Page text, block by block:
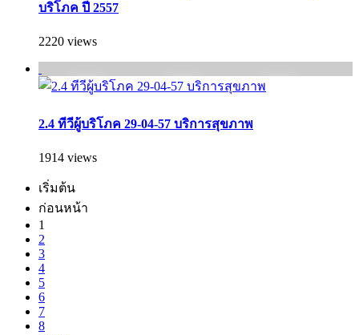
บริโภค ปี 2557
2220 views
2.4 ทีวีผู้บริโภค 29-04-57 บริการสุขภาพ
1914 views
เริ่มต้น
ก่อนหน้า
1
2
3
4
5
6
7
8